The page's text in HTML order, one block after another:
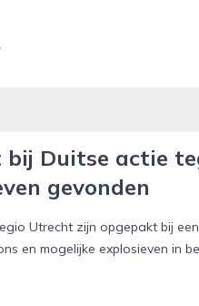
Duitse actie
gevonden
Utrecht zijn opgepakt bij
en mogelijke explosieven in